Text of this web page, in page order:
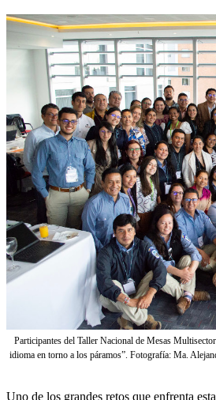
Participantes del Taller Nacional de Mesas
idioma en torno a los páramos”. Fotografía: Ma.
Uno de los grandes retos que enfrenta